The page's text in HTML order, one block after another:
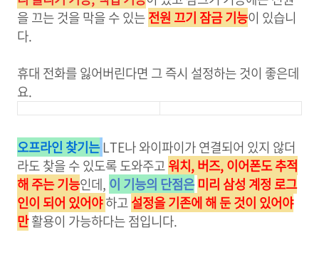
을 끄는 것을 막을 수 있는전원 끄기 잠금 기능이 있습니
다.
휴대 전화를 잃어버린다면 그 즉시 설정하는 것이 좋은데
요.
오프라인 찾기는LTE나 와이파이가 연결되어 있지 않더
라도 찾을 수 있도록 도와주고워치, 버즈, 이어폰도 추적
해 주는 기능인데, 이 기능의 단점은 미리 삼성 계정 로그
인이 되어 있어야하고설정을 기존에 해 둔 것이 있어야
만활용이 가능하다는 점입니다.